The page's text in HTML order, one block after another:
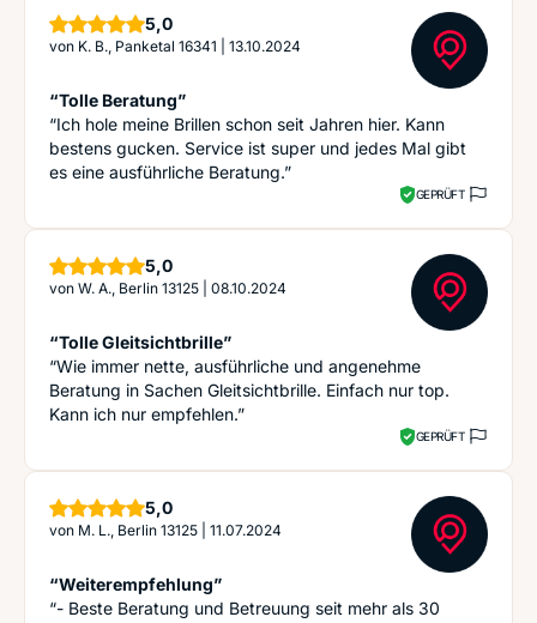
5,0Sterne
von K. B., Panketal 16341 13.10.2024
“Tolle Beratung”
“Ich hole meine Brillen schon seit Jahren hier. Kann
bestens gucken. Service ist super und jedes Mal gibt
es eine ausführliche Beratung.”
GEPRÜFT
5,0Sterne
von W. A., Berlin 13125 08.10.2024
“Tolle Gleitsichtbrille”
“Wie immer nette, ausführliche und angenehme
Beratung in Sachen Gleitsichtbrille. Einfach nur top.
Kann ich nur empfehlen.”
GEPRÜFT
5,0Sterne
von M. L., Berlin 13125 11.07.2024
“Weiterempfehlung”
“- Beste Beratung und Betreuung seit mehr als 30